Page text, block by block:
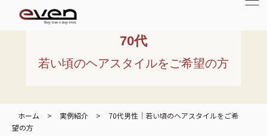
70代
若い頃のヘアスタイルをご希望の方
ホーム > 実例紹介 >
70代男性｜若い頃のヘアスタイルをご希
望の方